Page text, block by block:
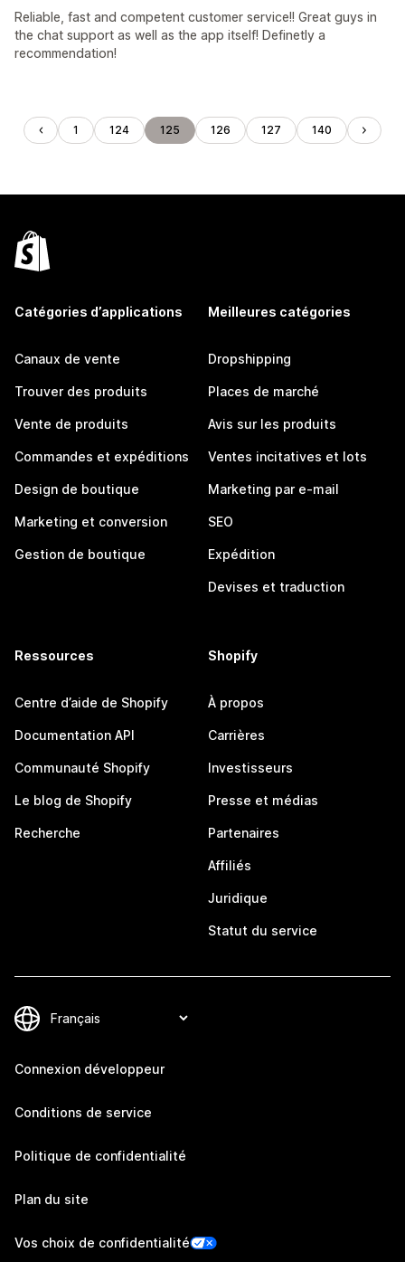
Reliable, fast and competent customer service!! Great guys in
the chat support as well as the app itself! Definetly a
recommendation!
1 124 125 126 127 140
Catégories d’applications
Canaux de vente
Trouver des produits
Vente de produits
Commandes et expéditions
Design de boutique
Marketing et conversion
Gestion de boutique
Meilleures catégories
Dropshipping
Places de marché
Avis sur les produits
Ventes incitatives et lots
Marketing par e-mail
SEO
Expédition
Devises et traduction
Ressources
Centre d’aide de Shopify
Documentation API
Communauté Shopify
Le blog de Shopify
Recherche
Shopify
À propos
Carrières
Investisseurs
Presse et médias
Partenaires
Affiliés
Juridique
Statut du service
Connexion développeur
Conditions de service
Politique de confidentialité
Plan du site
Vos choix de confidentialité